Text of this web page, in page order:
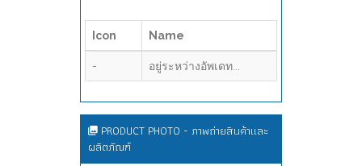
Icon Name
- อยู่ระหว่างอัพเดท...
PRODUCT PHOTO - ภาพถ่ายสินค้าและ
ผลิตภัณฑ์